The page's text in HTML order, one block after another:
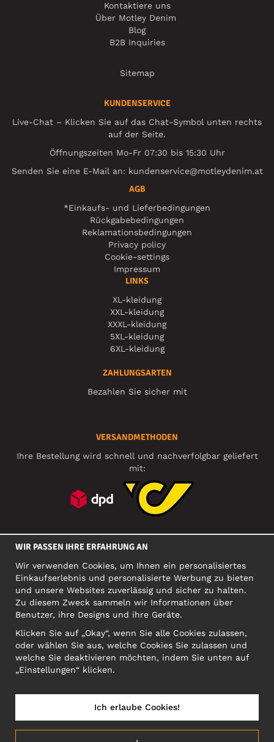
Kontaktiere uns
Über Motley Denim
Blog
B2B Inquiries
Sitemap
KUNDENSERVICE
Live-Chat – Klicken Sie auf das Chat-Symbol unten rechts
auf der Seite.
Öffnungszeiten Mo-Fr 07:30 bis 15:30 Uhr
Senden Sie eine E-Mail an: kundenservice@motleydenim.at
AGB
*Einkaufs- und Lieferbedingungen
Rückgabebedingungen
Reklamationsbedingungen
Privacy policy
Cookie-settings
Impressum
LINKS
XL-kleidung
XXL-kleidung
XXXL-kleidung
5XL-kleidung
6XL-kleidung
ZAHLUNGSARTEN
Bezahlen Sie sicher mit
VERSANDMETHODEN
Ihre Bestellung wird schnell und nachverfolgbar geliefert
mit:
SOZIALE MEDIEN
FIRMA
Motley Denim Europe OÜ
Narva mnt 5, EE-10117 Tallinn
Org: 12356245, VAT: EE101578318
ACHTUNG! Produktrücksendungen nicht an diese Adresse
schicken!
WIR PASSEN IHRE ERFAHRUNG AN
Wir verwenden Cookies, um Ihnen ein personalisiertes
Einkaufserlebnis und personalisierte Werbung zu bieten
und unsere Websites zuverlässig und sicher zu halten.
Zu diesem Zweck sammeln wir Informationen über
Benutzer, ihre Designs und ihre Geräte.
Klicken Sie auf „Okay“, wenn Sie alle Cookies zulassen,
oder wählen Sie aus, welche Cookies Sie zulassen und
welche Sie deaktivieren möchten, indem Sie unten auf
„Einstellungen“ klicken.
Ich erlaube Cookies!